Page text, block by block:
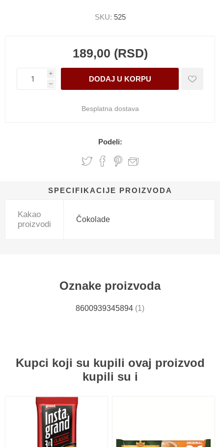
SKU: 525
189,00 (RSD)
i
h
Besplatna dostava
Podeli:
SPECIFIKACIJE PROIZVODA
Kakao
proizvodi
Čokolade
Oznake proizvoda
8600939345894 (1)
Kupci koji su kupili ovaj proizvod
kupili su i